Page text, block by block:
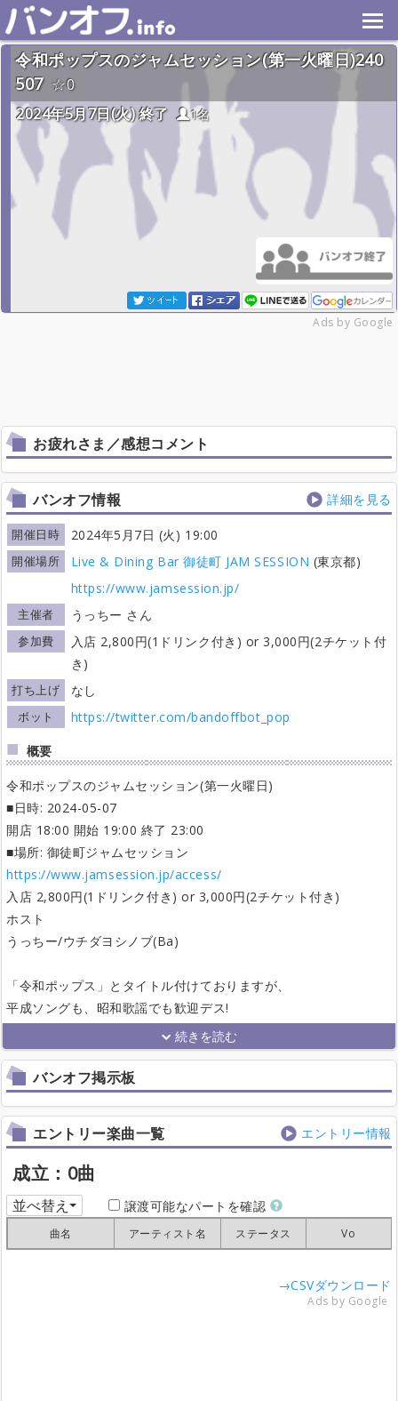
令和ポップスのジャムセッション(第一火曜日)240
507
0
2024年5月7日(火) 終了
1名
Ads by Google
お疲れさま／感想コメント
バンオフ情報 詳細を見る
開催日時 2024年5月7日 (火) 19:00
開催場所 Live & Dining Bar 御徒町 JAM SESSION (東京都)
https://www.jamsession.jp/
主催者 うっちー さん
参加費
入店 2,800円(1ドリンク付き) or 3,000円(2チケット付
き)
打ち上げ なし
ボット
https://twitter.com/bandoffbot_pop
概要
令和ポップスのジャムセッション(第一火曜日)
■日時: 2024-05-07
開店 18:00 開始 19:00 終了 23:00
■場所: 御徒町ジャムセッション
https://www.jamsession.jp/access/
入店 2,800円(1ドリンク付き) or 3,000円(2チケット付き)
ホスト
うっちー/ウチダヨシノブ(Ba)
「令和ポップス」とタイトル付けておりますが、
平成ソングも、昭和歌謡でも歓迎デス!
バンオフ掲示板
エントリー楽曲一覧 エントリー情報
成立：0曲
並べ替え 譲渡可能なパートを確認
曲名 アーティスト名 ステータス Vo
曲名 アーティスト名 ステータス Vo
曲名 アーティスト名 ステータス Vo
曲名 アーティスト名 ステータス Vo
→CSVダウンロード
Ads by Google